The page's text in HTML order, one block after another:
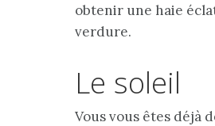
obtenir une haie
verdure.
Le soleil
Vous vous êtes déjà